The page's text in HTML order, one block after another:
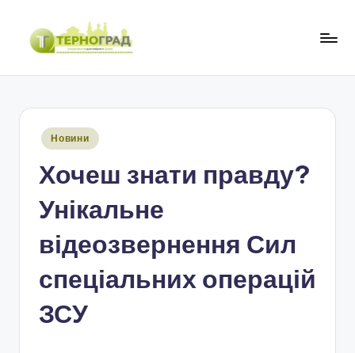
Перейти
Опубліковано
Новини
Хочеш знати правду?
Унікальне
відеозвернення Сил
спеціальних операцій
ЗСУ